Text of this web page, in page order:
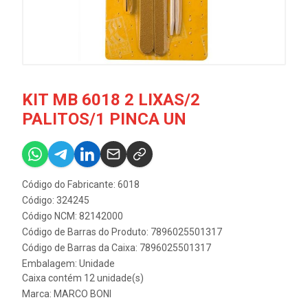
KIT MB 6018 2 LIXAS/2
PALITOS/1 PINCA UN
Código do Fabricante: 6018
Código: 324245
Código NCM: 82142000
Código de Barras do Produto: 7896025501317
Código de Barras da Caixa: 7896025501317
Embalagem: Unidade
Caixa contém 12 unidade(s)
Marca: MARCO BONI